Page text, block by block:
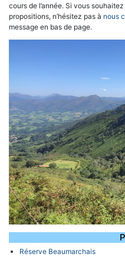
cours de l’année. Si vous
propositions, n’hésitez pas à nous
message en bas de page.
Réserve Beaumarchais